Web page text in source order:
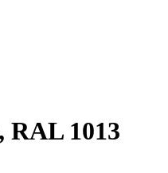
RAL 1013